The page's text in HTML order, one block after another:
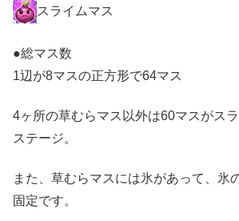
スライムマス
●総マス数
1辺が8マスの正方形で64マス
4ヶ所の草むらマス以外は60マスがス
ステージ。
また、草むらマスには氷があって、氷
固定です。